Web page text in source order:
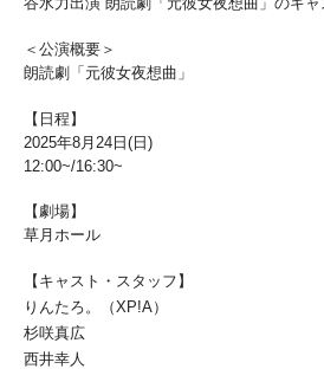
＜公演概要＞
朗読劇「元彼女夜想曲」
【日程】
2025年8月24日(日)
12:00~/16:30~
【劇場】
草月ホール
【キャスト・スタッフ】
りんたろ。（XP!A）
杉咲真広
西井幸人